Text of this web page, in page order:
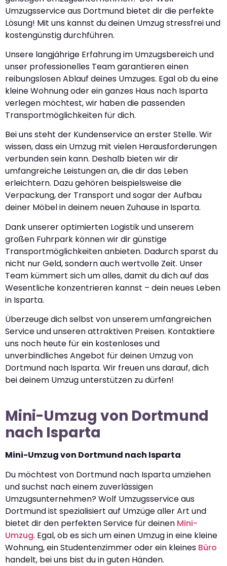
Umzugsservice aus Dortmund bietet dir die perfekte
Lösung! Mit uns kannst du deinen Umzug stressfrei und
kostengünstig durchführen.
Unsere langjährige Erfahrung im Umzugsbereich und
unser professionelles Team garantieren einen
reibungslosen Ablauf deines Umzuges. Egal ob du eine
kleine Wohnung oder ein ganzes Haus nach Isparta
verlegen möchtest, wir haben die passenden
Transportmöglichkeiten für dich.
Bei uns steht der Kundenservice an erster Stelle. Wir
wissen, dass ein Umzug mit vielen Herausforderungen
verbunden sein kann. Deshalb bieten wir dir
umfangreiche Leistungen an, die dir das Leben
erleichtern. Dazu gehören beispielsweise die
Verpackung, der Transport und sogar der Aufbau
deiner Möbel in deinem neuen Zuhause in Isparta.
Dank unserer optimierten Logistik und unserem
großen Fuhrpark können wir dir günstige
Transportmöglichkeiten anbieten. Dadurch sparst du
nicht nur Geld, sondern auch wertvolle Zeit. Unser
Team kümmert sich um alles, damit du dich auf das
Wesentliche konzentrieren kannst – dein neues Leben
in Isparta.
Überzeuge dich selbst von unserem umfangreichen
Service und unseren attraktiven Preisen. Kontaktiere
uns noch heute für ein kostenloses und
unverbindliches Angebot für deinen Umzug von
Dortmund nach Isparta. Wir freuen uns darauf, dich
bei deinem Umzug unterstützen zu dürfen!
Mini-Umzug von Dortmund
nach Isparta
Mini-Umzug von Dortmund nach Isparta
Du möchtest von Dortmund nach Isparta umziehen
und suchst nach einem zuverlässigen
Umzugsunternehmen? Wolf Umzugsservice aus
Dortmund ist spezialisiert auf Umzüge aller Art und
bietet dir den perfekten Service für deinen Mini-
Umzug. Egal, ob es sich um einen Umzug in eine kleine
Wohnung, ein Studentenzimmer oder ein kleines Büro
handelt, bei uns bist du in guten Händen.